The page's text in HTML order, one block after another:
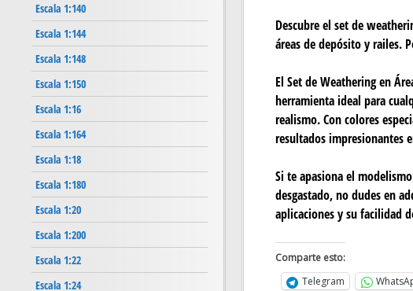
Descubre el set de
áreas de depósito y railes.
El Set de Weathering en
herramienta ideal para
realismo. Con colores
resultados impresionantes
Si te apasiona el
desgastado, no dudes en
aplicaciones y su facilidad
Comparte esto:
Telegram
Escala 1:140
Escala 1:144
Escala 1:148
Escala 1:150
Escala 1:16
Escala 1:164
Escala 1:18
Escala 1:180
Escala 1:20
Escala 1:200
Escala 1:22
Escala 1:24